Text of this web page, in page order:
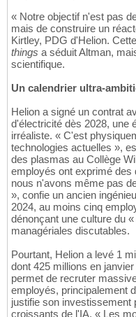
« Notre objectif n'est pas
mais de construire un
Kirtley, PDG d'Helion.
things a séduit Altman,
scientifique.
Un calendrier ultra-
Helion a signé un contrat
d'électricité dès 2028, une
irréaliste. « C'est
technologies actuelles »,
des plasmas au Collège
employés ont exprimé des
nous n'avons même pas
», confie un ancien
2024, au moins cinq
dénonçant une culture du
managériales discutables.
Pourtant, Helion a levé 1
dont 425 millions en
permet de recruter
employés, principalement
justifie son investissement
croissants de l'IA. « Les